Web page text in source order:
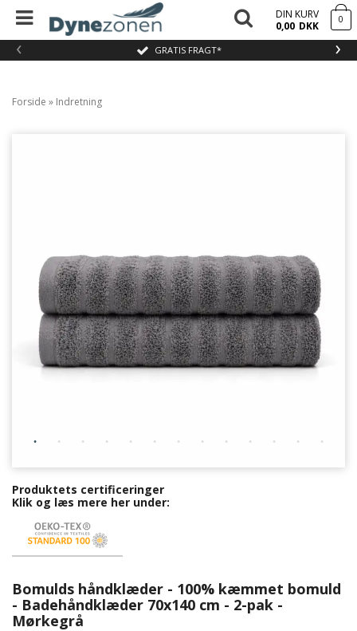
GRATIS FRAGT*
‹ ›
DIN KURV
0,00 DKK 0
Forside » Indretning
Produktets certificeringer
Klik og læs mere her under:
Bomulds håndklæder - 100% kæmmet bomuld
- Badehåndklæder 70x140 cm - 2-pak -
Mørkegrå